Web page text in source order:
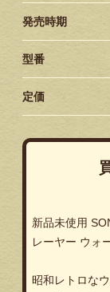
発売時期
型番
定価
新品未使用
レーヤー ウォ
昭和レトロな